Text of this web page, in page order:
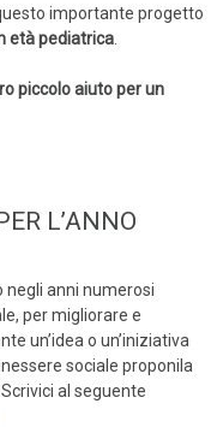
importante progetto
età pediatrica
piccolo aiuto per un
L’ANNO
negli anni numerosi
per migliorare e
un’idea o un’iniziativa
sociale proponila
al seguente